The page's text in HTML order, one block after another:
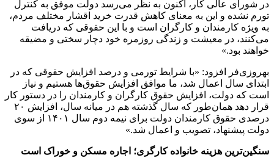
در شورای عالی کار، اکنون به ‌نظر می‌رسد دولت موفق به کنترل
تورم نشده‌ و این به معنای کاهش قدرت خرید اقشار مختلف مردم،
به ویژه کارمندان و کارگران است و با این حقوقی که دریافت
می‌کنند، در معیشت و زندگی روزمره خود دچار سختی و مضیقه
خواهند بود.»
بهروزی‌فر افزود: «با شرایط تورمی و درصد افزایش حقوقی که در
ابتدای سال اعمال شد، ما موافق افزایش حقوق‌ها هستیم و نیاز
است که دولت، افزایش حقوق کارگران و کارمندان را در دستور کار
قرار دهد همان‌طور که سال گذشته هم در میانه سال، افزایش ۲۰
درصدی حقوق کارمندان دولت برای نیمه دوم سال ۱۴۰۱ از سوی
دولت پیشنهاد، تصویب و اعمال شد.»
سنگین‌ترین هزینه خانواده کارگری؛ اجاره مسکن و خوراک است